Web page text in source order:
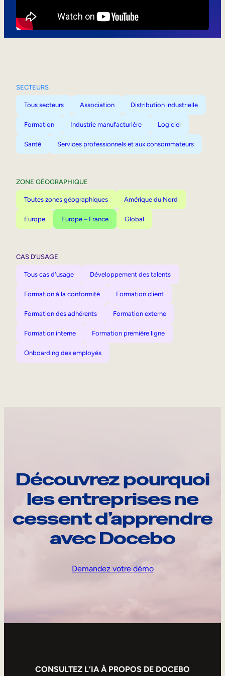
SECTEURS
Tous secteurs Association Distribution industrielle
Formation Industrie manufacturière Logiciel
Santé Services professionnels et aux consommateurs
ZONE GÉOGRAPHIQUE
Toutes zones géographiques Amérique du Nord
Europe Europe – France Global
CAS D’USAGE
Tous cas d'usage Développement des talents
Formation à la conformité Formation client
Formation des adhérents Formation externe
Formation interne Formation première ligne
Onboarding des employés
Découvrez pourquoi
les entreprises ne
cessent d’apprendre
avec Docebo
Demandez votre démo
CONSULTEZ L’IA À PROPOS DE DOCEBO